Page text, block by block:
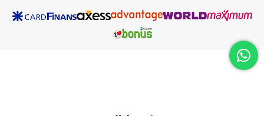
boyası için uzun vadeli, maliyet etkin bir yatırım sunar. Aracınıza
gösterdiğiniz özenin karşılığını fazlasıyla alacağınızdan emin
Uzun süreli koruma sayesinde daha
merkezlerine gitmenize gerek yok. Kendi aracınıza